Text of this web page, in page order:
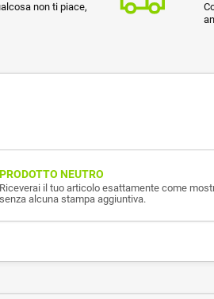
non ti piace,
PRODOTTO NEUTRO
Riceverai il tuo articolo esattamente come
senza alcuna stampa aggiuntiva.